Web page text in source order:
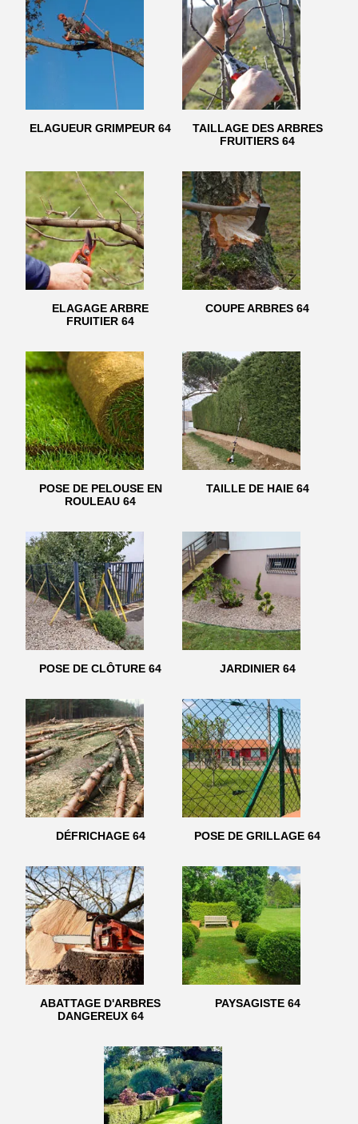
ELAGUEUR GRIMPEUR 64
TAILLAGE DES ARBRES
FRUITIERS 64
ELAGAGE ARBRE
FRUITIER 64
COUPE ARBRES 64
POSE DE PELOUSE EN
ROULEAU 64
TAILLE DE HAIE 64
POSE DE CLÔTURE 64 JARDINIER 64
DÉFRICHAGE 64 POSE DE GRILLAGE 64
ABATTAGE D'ARBRES
DANGEREUX 64
PAYSAGISTE 64